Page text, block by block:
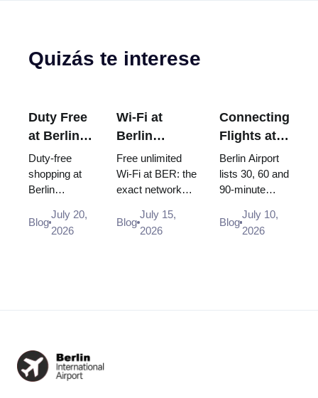
Quizás te interese
Duty Free
at Berlin
Airport
(BER):
Shops,
Locations
& Rules
Duty-free
shopping at
Berlin
Airport (BER):
Heinemann
Blog
July 20,
2026
Wi-Fi at
Berlin
Brandenburg
Airport
(BER): Free,
Unlimited
and How to
Free unlimited
Wi-Fi at BER: the
exact network
in, where the
desks and power
Blog
July 15,
2026
Connecting
Flights at
Berlin
Airport
(BER):
Minimum
Connection
Berlin Airport
lists 30, 60 and
90-minute
connection
times, but BER
Blog
July 10,
2026